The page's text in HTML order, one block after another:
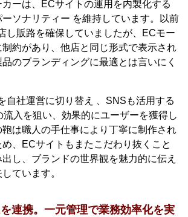
ーは、ECサイトの運用を内製化する
ソナリティー を維持しています。以前
し販路を確保していましたが、ECモー
約があり、他店と同じ形式で表示され
のブランディングに最適とは言いにく
自社運営に切り替え 、SNSも活用する
流入を狙い、効果的にユーザーを獲得し
は職人の手仕事により丁寧に制作され
、ECサイトもまたこだわり抜くこと
し、ブランドの世界観を魅力的に伝え
ています。
連携。一元管理で業務効率化を実